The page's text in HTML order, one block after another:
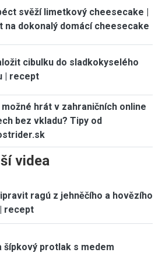
svěží limetkový cheesecake |
na dokonalý domácí cheesecake
cibulku do sladkokyselého
| recept
hrát v zahraničních online
bez vkladu? Tipy od
videa
ragú z jehněčího a hovězího
recept
šípkový protlak s medem